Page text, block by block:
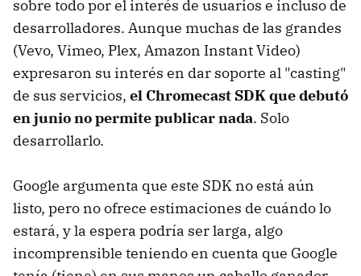
sobre todo por el interés de usuarios e incluso de
desarrolladores. Aunque muchas de las grandes
(Vevo, Vimeo, Plex, Amazon Instant Video)
expresaron su interés en dar soporte al "casting"
de sus servicios, el Chromecast SDK que debutó
en junio no permite publicar nada. Solo
desarrollarlo.
Google argumenta que este SDK no está aún
listo, pero no ofrece estimaciones de cuándo lo
estará, y la espera podría ser larga, algo
incomprensible teniendo en cuenta que Google